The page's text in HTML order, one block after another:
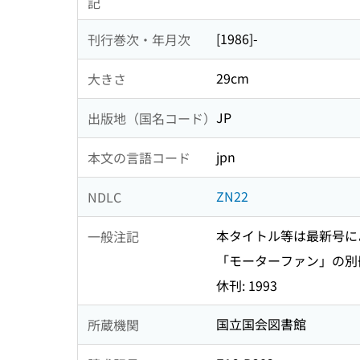
刊行巻次・年月次
[1986]-
大きさ 29cm
出版地（国名コード） JP
本文の言語コード jpn
NDLC ZN22
一般注記
本タイトル等は最新号
「モーターファン」の
休刊: 1993
所蔵機関 国立国会図書館